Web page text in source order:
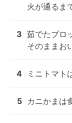
火が通るま
3 茹でたブロ
そのままお
4 ミニトマト
5 カニかまは